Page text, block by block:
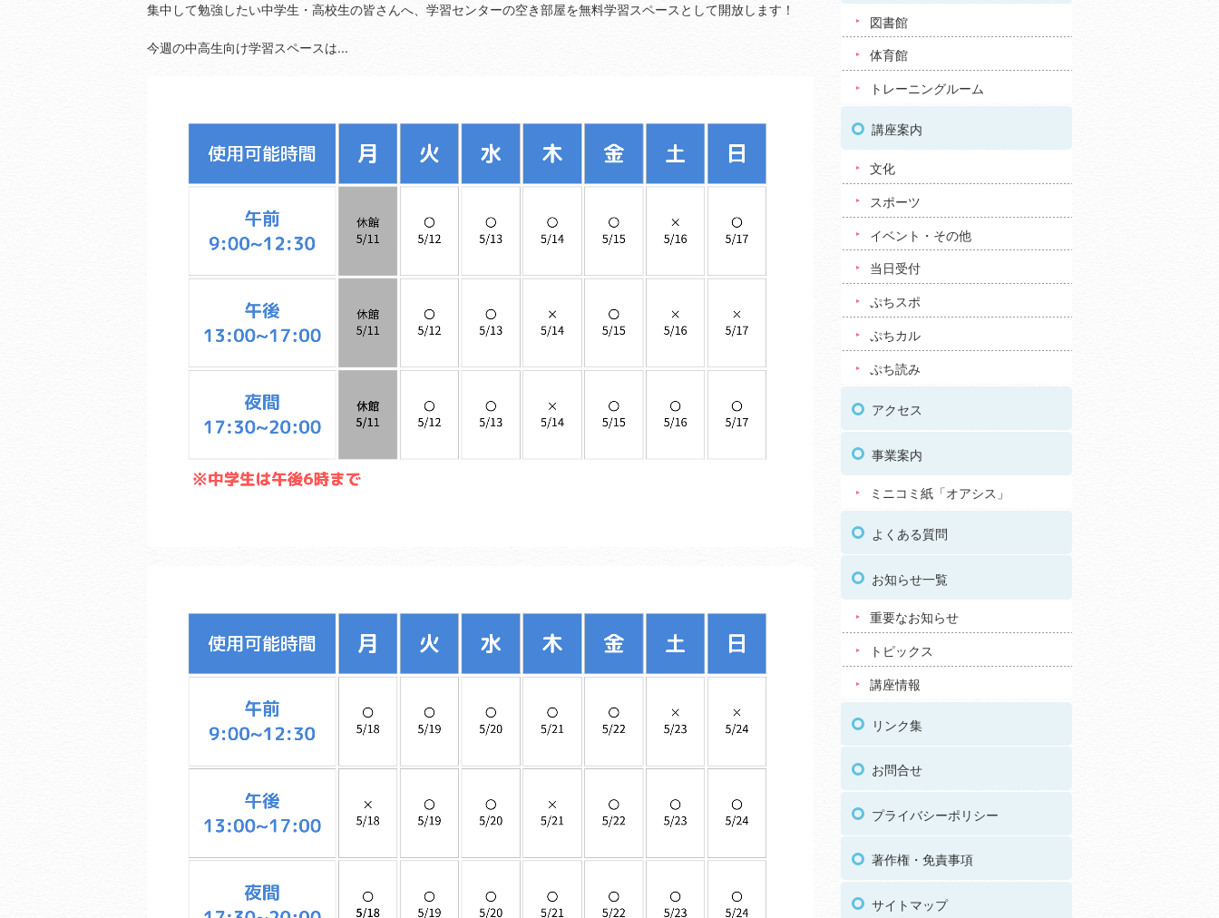
集中して勉強したい中学生・高校生の皆さんへ、学習センターの空き部屋を無料学習スペースとして開放します！
今週の中高生向け学習スペースは...
図書館
体育館
トレーニングルーム
講座案内
文化
スポーツ
イベント・その他
当日受付
ぷちスポ
ぷちカル
ぷち読み
アクセス
事業案内
ミニコミ紙「オアシス」
よくある質問
お知らせ一覧
重要なお知らせ
トピックス
講座情報
リンク集
お問合せ
プライバシーポリシー
著作権・免責事項
サイトマップ